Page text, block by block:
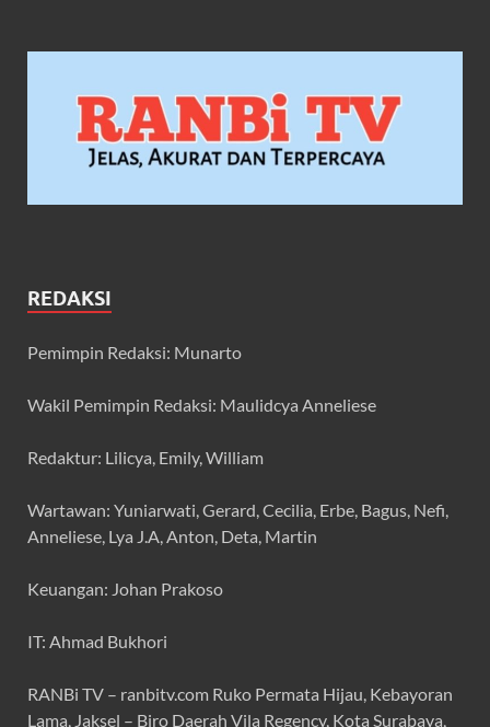
REDAKSI
Pemimpin Redaksi: Munarto
Wakil Pemimpin Redaksi: Maulidcya Anneliese
Redaktur: Lilicya, Emily, William
Wartawan: Yuniarwati, Gerard, Cecilia, Erbe, Bagus, Nefi,
Anneliese, Lya J.A, Anton, Deta, Martin
Keuangan: Johan Prakoso
IT: Ahmad Bukhori
RANBi TV – ranbitv.com Ruko Permata Hijau, Kebayoran
Lama, Jaksel – Biro Daerah Vila Regency, Kota Surabaya,